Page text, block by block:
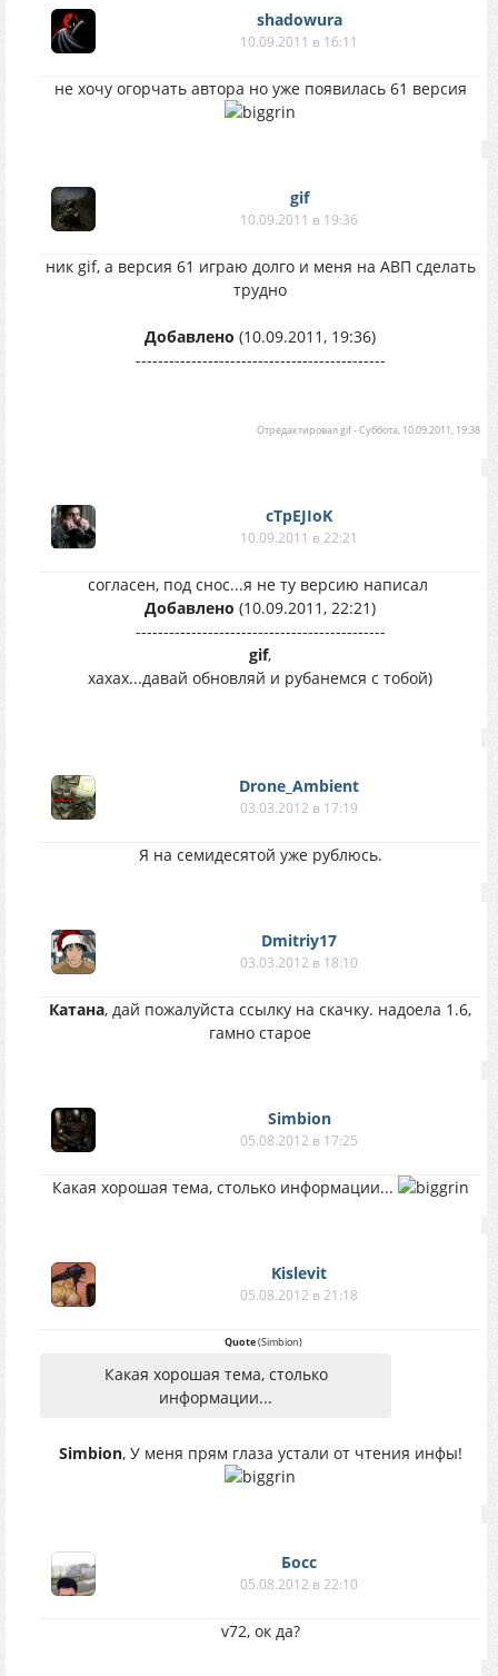
shadowura
10.09.2011 в 16:11
не хочу огорчать автора но уже появилась 61 версия
gif
10.09.2011 в 19:36
ник gif, а версия 61 играю долго и меня на АВП сделать
трудно
Добавлено (10.09.2011, 19:36)
---------------------------------------------
Отредактировалgif-Суббота, 10.09.2011, 19:38
cTpEJIoK
10.09.2011 в 22:21
согласен, под снос...я не ту версию написал
Добавлено (10.09.2011, 22:21)
---------------------------------------------
gif,
хахах...давай обновляй и рубанемся с тобой)
Drone_Ambient
03.03.2012 в 17:19
Я на семидесятой уже рублюсь.
Dmitriy17
03.03.2012 в 18:10
Катана, дай пожалуйста ссылку на скачку. надоела 1.6,
гамно старое
Simbion
05.08.2012 в 17:25
Какая хорошая тема, столько информации...
Kislevit
05.08.2012 в 21:18
Quote(Simbion)
Какая хорошая тема, столько
информации...
Simbion, У меня прям глаза устали от чтения инфы!
Босс
05.08.2012 в 22:10
v72, ок да?